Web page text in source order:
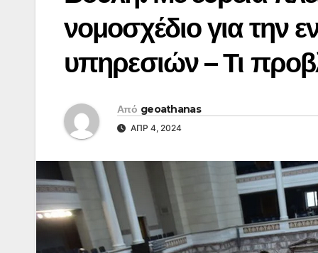
νομοσχέδιο για την
υπηρεσιών – Τι
Από geoathanas
ΑΠΡ 4, 2024